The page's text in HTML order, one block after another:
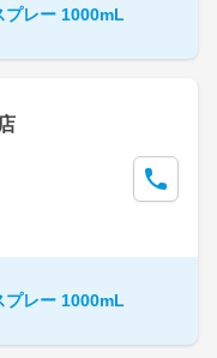
プレー 1000mL
プレー 1000mL